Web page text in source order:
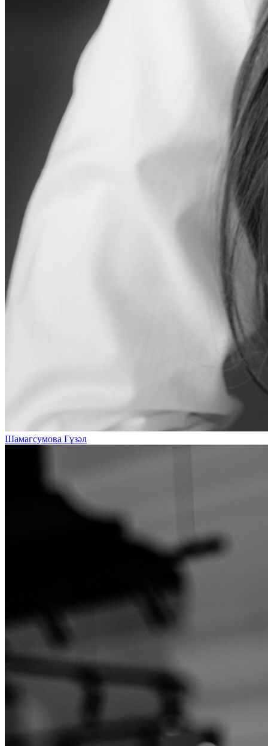
Шамагсумова Гүзәл